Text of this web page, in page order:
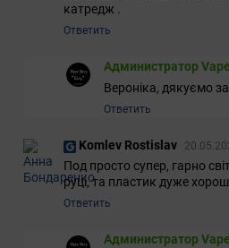
катредж .
Ответить
Администратор
Вероніка, дякуємо
Ответить
Komlev Rostislav
Под просто супер, гарно
руці, та пластик дуже
Ответить
Администратор